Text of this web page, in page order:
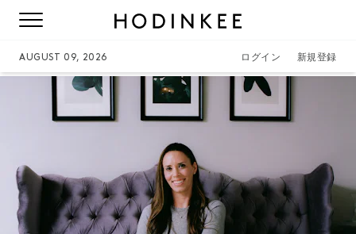
AUGUST 09, 2026 ログイン 新規登録